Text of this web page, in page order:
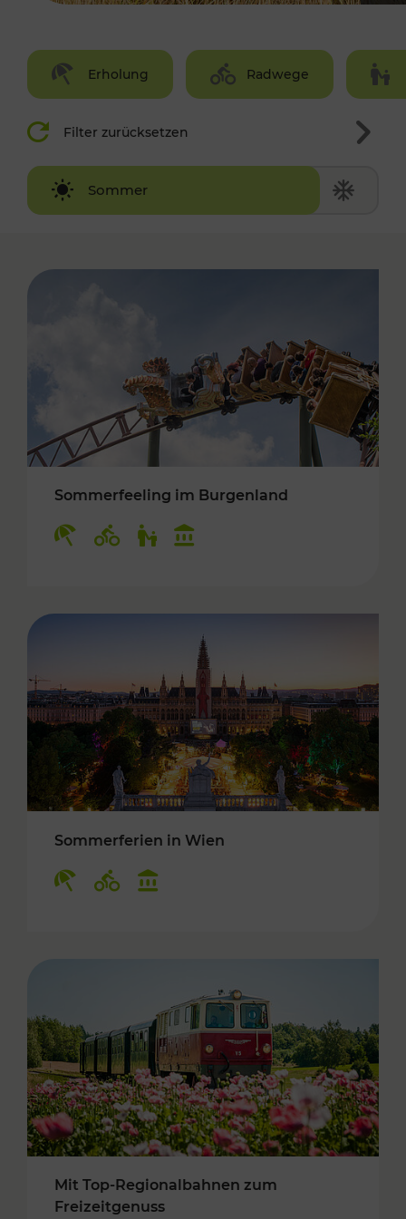
Erholung Radwege
Filter zurücksetzen
Sommer
Winter
Sommerfeeling im Burgenland
Sommerferien in Wien
Mit Top-Regionalbahnen zum
Freizeitgenuss